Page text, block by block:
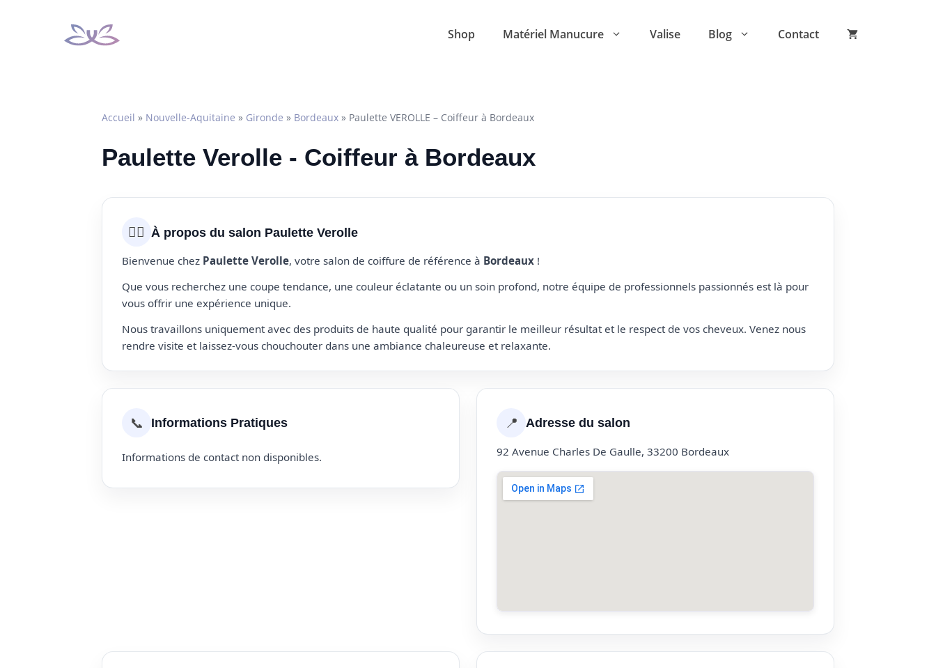
Shop Matériel Manucure Valise Blog Contact
Accueil » Nouvelle-Aquitaine » Gironde » Bordeaux » Paulette VEROLLE – Coiffeur à Bordeaux
Paulette Verolle - Coiffeur à Bordeaux
💇‍♀️ À propos du salon Paulette Verolle
Bienvenue chez Paulette Verolle, votre salon de coiffure de référence à Bordeaux !
Que vous recherchez une coupe tendance, une couleur éclatante ou un soin profond, notre équipe de professionnels passionnés est là pour
vous offrir une expérience unique.
Nous travaillons uniquement avec des produits de haute qualité pour garantir le meilleur résultat et le respect de vos cheveux. Venez nous
rendre visite et laissez-vous chouchouter dans une ambiance chaleureuse et relaxante.
📞 Informations Pratiques
Informations de contact non disponibles.
📍 Adresse du salon
92 Avenue Charles De Gaulle, 33200 Bordeaux